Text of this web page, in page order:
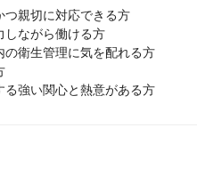
つ親切に対応できる方
しながら働ける方
の衛生管理に気を配れる方
る強い関心と熱意がある方